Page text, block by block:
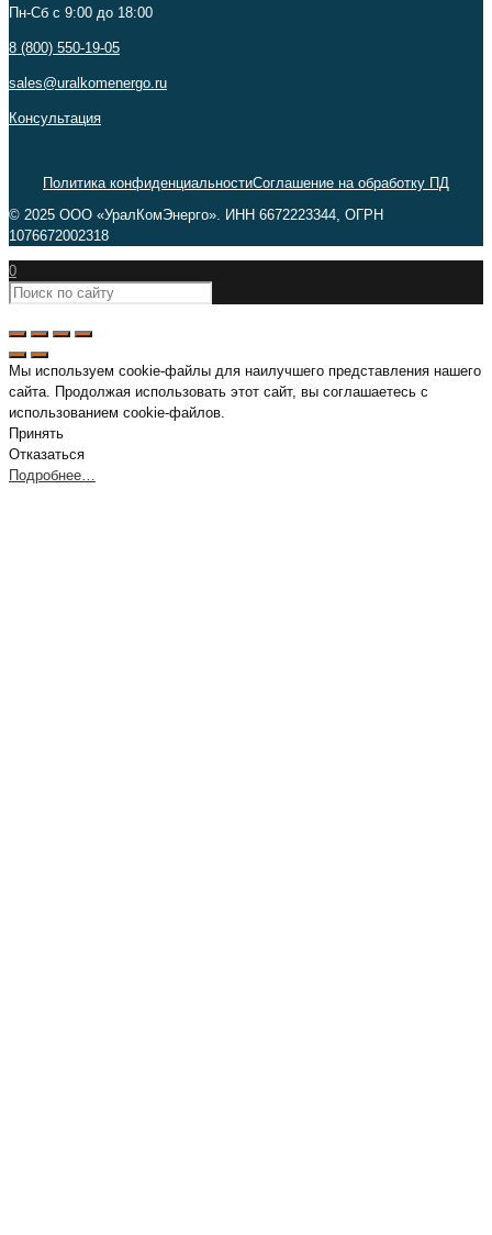
Пн-Сб c 9:00 до 18:00
8 (800) 550-19-05
sales@uralkomenergo.ru
Консультация
Политика конфиденциальностиСоглашение на обработку ПД
© 2025 ООО «УралКомЭнерго». ИНН 6672223344, ОГРН
1076672002318
0
Мы используем cookie-файлы для наилучшего представления нашего
сайта. Продолжая использовать этот сайт, вы соглашаетесь с
использованием cookie-файлов.
Принять
Отказаться
Подробнее…